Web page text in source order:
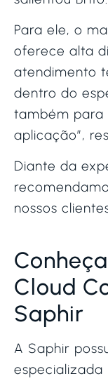
Para ele, o
oferece alta
atendimento
dentro do
também para
aplicação”,
Diante da
nossos
Cloud
Saphir
A Saphir